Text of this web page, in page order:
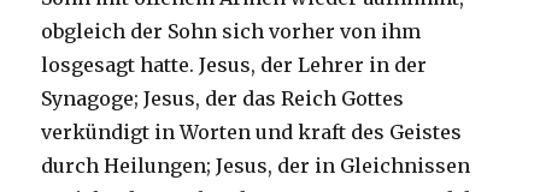
obgleich der Sohn sich vorher von ihm
losgesagt hatte. Jesus, der Lehrer in der
Synagoge; Jesus, der das Reich Gottes
verkündigt in Worten und kraft des Geistes
durch Heilungen; Jesus, der in Gleichnissen